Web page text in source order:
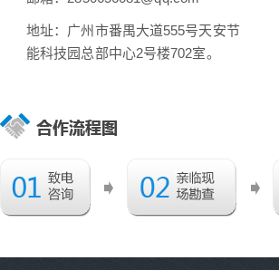
地址：广州市番禺大道555号天安节
能科技园总部中心2号楼702室。